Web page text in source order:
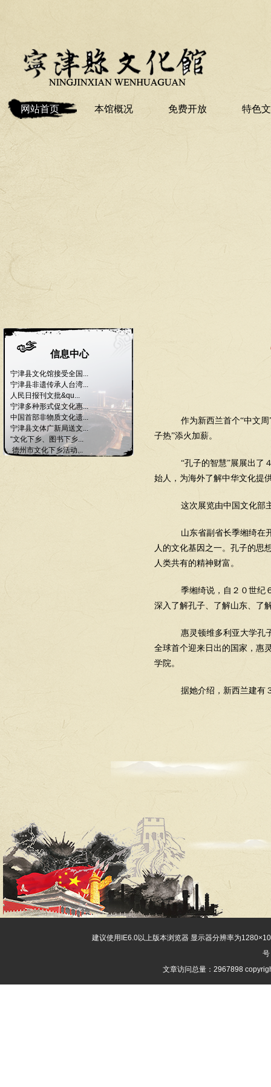
网站首页 本馆概况 免费开放 特色
信息中心
宁津县文化馆接受全国...
宁津县非遗传承人台湾...
人民日报刊文批&qu...
宁津多种形式促文化惠...
中国首部非物质文化遗...
宁津县文体广新局送文...
“文化下乡、图书下乡...
德州市文化下乡活动...
作为新西兰首个“中文周
子热”添火加薪。
“孔子的智慧”展展出了
始人，为海外了解中华文化提
这次展览由中国文化部
山东省副省长季缃绮在
人的文化基因之一。孔子的思
人类共有的精神财富。
季缃绮说，自２０世纪
深入了解孔子、了解山东、了
惠灵顿维多利亚大学孔
全球首个迎来日出的国家，惠
学院。
据她介绍，新西兰建有
建议使用IE6.0以上版本浏览器 显示器分辨率为
号
文章访问总量：2967898